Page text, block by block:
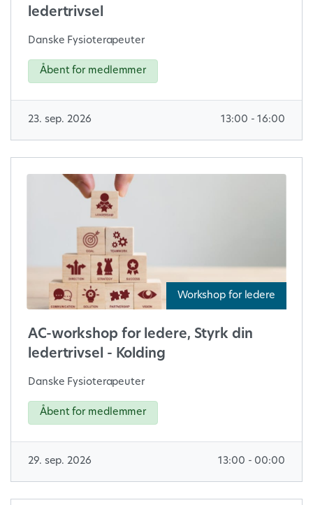
ledertrivsel
Danske Fysioterapeuter
Åbent for medlemmer
23. sep. 2026 13:00 - 16:00
Workshop for ledere
AC-workshop for ledere, Styrk din
ledertrivsel - Kolding
Danske Fysioterapeuter
Åbent for medlemmer
29. sep. 2026 13:00 - 00:00